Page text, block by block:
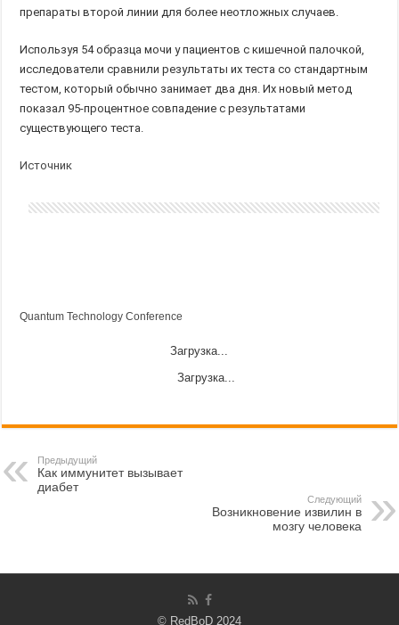
препараты второй линии для более неотложных случаев.
Используя 54 образца мочи у пациентов с кишечной палочкой,
исследователи сравнили результаты их теста со стандартным
тестом, который обычно занимает два дня. Их новый метод
показал 95-процентное совпадение с результатами
существующего теста.
Источник
Quantum Technology Conference
Загрузка...
Загрузка...
Предыдущий
Как иммунитет вызывает
диабет
Следующий
Возникновение извилин в
мозгу человека
© RedBoD 2024